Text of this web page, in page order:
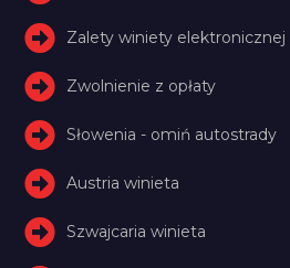
Zalety winiety elektronicznej
Zwolnienie z opłaty
Słowenia - omiń autostrady
Austria winieta
Szwajcaria winieta